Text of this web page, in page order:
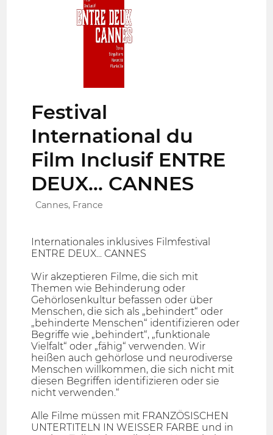
Festival
International du
Film Inclusif ENTRE
DEUX... CANNES
Cannes, France
Internationales inklusives Filmfestival
ENTRE DEUX... CANNES
Wir akzeptieren Filme, die sich mit
Themen wie Behinderung oder
Gehörlosenkultur befassen oder über
Menschen, die sich als „behindert“ oder
„behinderte Menschen“ identifizieren oder
Begriffe wie „behindert“, „funktionale
Vielfalt“ oder „fähig“ verwenden. Wir
heißen auch gehörlose und neurodiverse
Menschen willkommen, die sich nicht mit
diesen Begriffen identifizieren oder sie
nicht verwenden.“
Alle Filme müssen mit FRANZÖSISCHEN
UNTERTITELN IN WEISSER FARBE und in